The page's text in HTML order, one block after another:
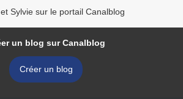
Sylvie sur le portail Canalblog
un blog sur Canalblog
Créer un blog